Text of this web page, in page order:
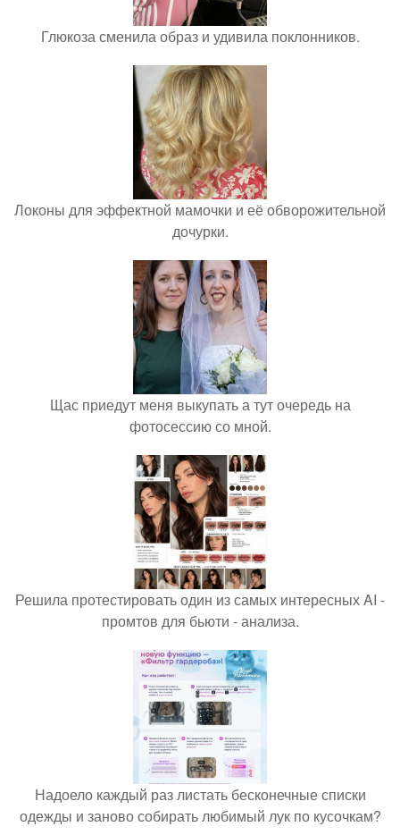
Глюкоза сменила образ и удивила поклонников.
Локоны для эффектной мамочки и её обворожительной
дочурки.
Щас приедут меня выкупать а тут очередь на
фотосессию со мной.
Решила протестировать один из самых интересных AI -
промтов для бьюти - анализа.
Надоело каждый раз листать бесконечные списки
одежды и заново собирать любимый лук по кусочкам?